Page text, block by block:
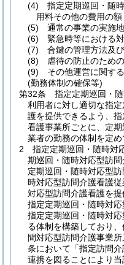
(4)
指定定期巡回・随
用料その他の費用の額
(5)
通常の事業の実施
(6)
緊急時等における
(7)
合鍵の管理方法及
(8)
虐待の防止のため
(9)
その他運営に関す
(勤務体制の確保等)
第32条
指定定期巡回・
利用者に対し適切な指
護を提供できるよう、
看護事業所ごとに、定
業者の勤務の体制を定め
2
指定定期巡回・随時対
期巡回・随時対応型訪
定期巡回・随時対応型
時対応型訪問介護看護
対応型訪問介護看護を提
指定定期巡回・随時対
指定定期巡回・随時対
る体制を構築しており
間対応型訪問介護事業
条において「指定訪問
連携を図ることにより